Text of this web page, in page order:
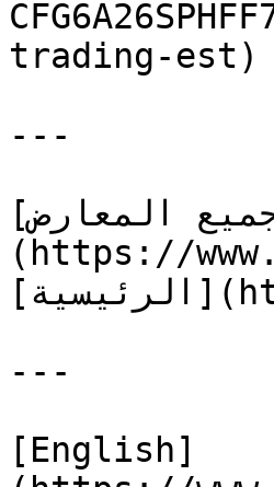
trading-est)
---
[جميع المعارض]
(https://
[الرئيسية](https://www.timepaints.com/ar)
---
[English]